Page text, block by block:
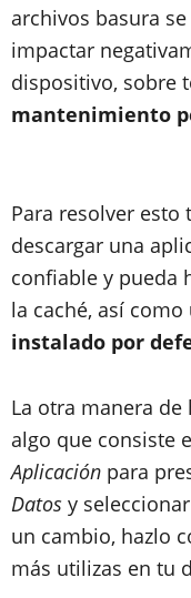
archivos basura
impactar
dispositivo, sobre
mantenimiento
Para resolver
descargar una
confiable y pueda
la caché, así como
instalado por
La otra manera
algo que consiste
Aplicación para
Datos y seleccionar
un cambio, hazlo
más utilizas en tu